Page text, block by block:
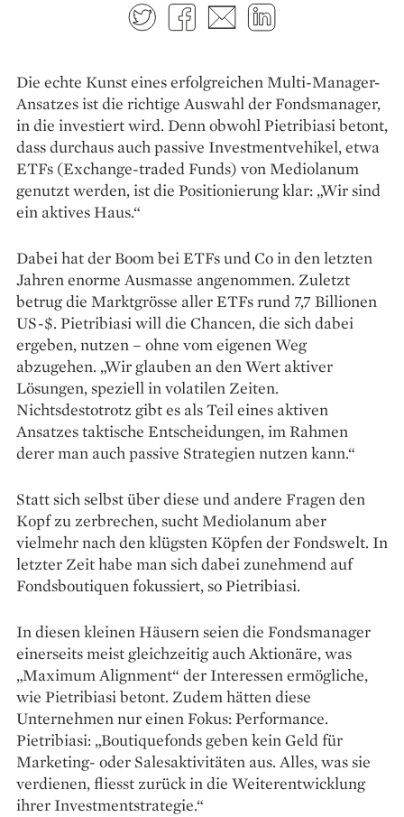
TwitterFacebook
E-mail
Die echte Kunst eines erfolgreichen Multi-Manager-
Ansatzes ist die richtige Auswahl der Fonds­manager,
in die investiert wird. Denn obwohl Pietribiasi betont,
dass durchaus auch passive Investmentvehikel, etwa
ETFs (Exchange-traded Funds) von Mediolanum
genutzt werden, ist die Positionierung klar: „Wir sind
ein aktives Haus.“
Dabei hat der Boom bei ETFs und Co in den letzten
Jahren enorme Ausmasse angenommen. Zuletzt
betrug die Marktgrösse aller ETFs rund 7,7 Billionen
US-$. Pietribiasi will die Chancen, die sich dabei
ergeben, nutzen – ohne vom eigenen Weg
abzugehen. „Wir glauben an den Wert aktiver
Lösungen, speziell in volatilen Zeiten.
Nichtsdestotrotz gibt es als Teil eines aktiven
Ansatzes taktische Entscheidungen, im Rahmen
derer man auch passive Strategien nutzen kann.“
Statt sich selbst über diese und andere Fragen den
Kopf zu zer­brechen, sucht Mediolanum aber
vielmehr nach den klügsten Köpfen der Fondswelt. In
letzter Zeit habe man sich dabei zunehmend auf
Fondsboutiquen fokussiert, so Pietribiasi.
In diesen kleinen Häusern seien die Fondsmanager
einerseits meist gleichzeitig auch Aktionäre, was
„Maximum Alignment“ der Interessen ermögliche,
wie Pietribiasi betont. Zudem hätten diese
Unternehmen nur einen Fokus: Performance.
Pietribiasi: „Boutiquefonds geben kein Geld für
Marketing- oder Sales­aktivitäten aus. Alles, was sie
ver­die­nen, fliesst zurück in die Weiterentwicklung
ihrer Investmentstrategie.“